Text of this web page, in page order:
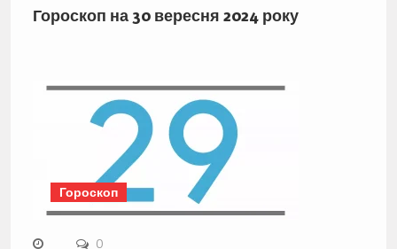
Гороскоп на 30 вересня 2024 року
Гороскоп
0